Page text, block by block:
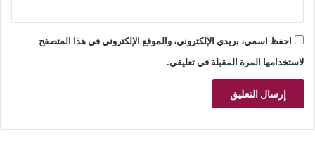
احفظ اسمي، بريدي الإلكتروني، والموقع الإلكتروني في هذا المتصفح
لاستخدامها المرة المقبلة في تعليقي.